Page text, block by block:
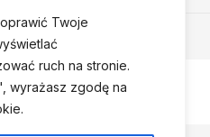
Twoje
ruch na stronie.
wyrażasz zgodę na